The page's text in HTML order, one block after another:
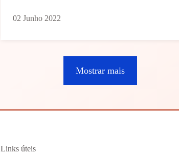
02 Junho 2022
Mostrar mais
Links úteis